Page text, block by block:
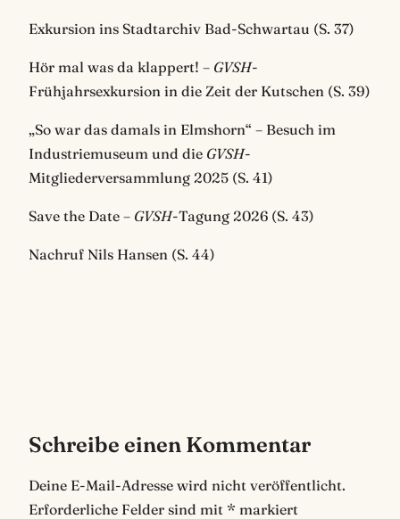
Exkursion ins Stadtarchiv Bad-Schwartau (S. 37)
Hör mal was da klappert! – GVSH-
Frühjahrsexkursion in die Zeit der Kutschen (S. 39)
„So war das damals in Elmshorn“ – Besuch im
Industriemuseum und die GVSH-
Mitgliederversammlung 2025 (S. 41)
Save the Date – GVSH-Tagung 2026 (S. 43)
Nachruf Nils Hansen (S. 44)
Schreibe einen Kommentar
Deine E-Mail-Adresse wird nicht veröffentlicht.
Erforderliche Felder sind mit * markiert